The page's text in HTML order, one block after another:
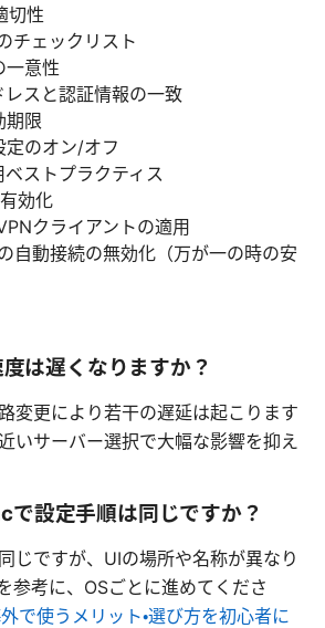
切性
チェックリスト
一意性
レスと認証情報の一致
期限
定のオン/オフ
ストプラクティス
効化
クライアントの適用
自動接続の無効化（万が一の時の安
は遅くなりますか？
変更により若干の遅延は起こります
いサーバー選択で大幅な影響を抑え
設定手順は同じですか？
じですが、UIの場所や名称が異なり
参考に、OSごとに進めてくださ
で使うメリット・選び方を初心者に